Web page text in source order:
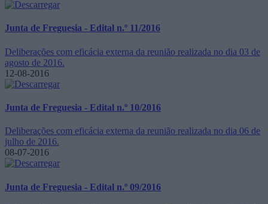
Junta de Freguesia - Edital n.º 11/2016
Deliberações com eficácia externa da reunião realizada no dia 03 de
agosto de 2016.
12-08-2016
Junta de Freguesia - Edital n.º 10/2016
Deliberações com eficácia externa da reunião realizada no dia 06 de
julho de 2016.
08-07-2016
Junta de Freguesia - Edital n.º 09/2016